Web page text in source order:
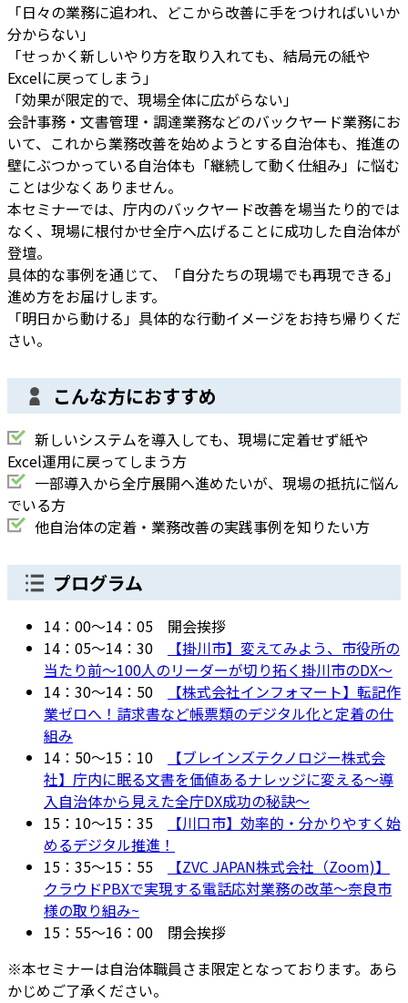
「日々の業務に追われ、どこから改善に手をつければいいか
分からない」
「せっかく新しいやり方を取り入れても、結局元の紙や
Excelに戻ってしまう」
「効果が限定的で、現場全体に広がらない」
会計事務・文書管理・調達業務などのバックヤード業務にお
いて、これから業務改善を始めようとする自治体も、推進の
壁にぶつかっている自治体も「継続して動く仕組み」に悩む
ことは少なくありません。
本セミナーでは、庁内のバックヤード改善を場当たり的では
なく、現場に根付かせ全庁へ広げることに成功した自治体が
登壇。
具体的な事例を通じて、「自分たちの現場でも再現できる」
進め方をお届けします。
「明日から動ける」具体的な行動イメージをお持ち帰りくだ
さい。
こんな方におすすめ
新しいシステムを導入しても、現場に定着せず紙や
Excel運用に戻ってしまう方
一部導入から全庁展開へ進めたいが、現場の抵抗に悩ん
でいる方
他自治体の定着・業務改善の実践事例を知りたい方
プログラム
14：00～14：05 開会挨拶
14：05～14：30
【掛川市】変えてみよう、市役所の
当たり前～100人のリーダーが切り拓く掛川市のDX～
14：30～14：50
【株式会社インフォマート】転記作
業ゼロへ！請求書など帳票類のデジタル化と定着の仕
組み
14：50～15：10
【ブレインズテクノロジー株式会
社】庁内に眠る文書を価値あるナレッジに変える〜導
入自治体から見えた全庁DX成功の秘訣〜
15：10～15：35
【川口市】効率的・分かりやすく始
めるデジタル推進！
15：35～15：55
【ZVC JAPAN株式会社（Zoom)】
クラウドPBXで実現する電話応対業務の改革〜奈良市
様の取り組み~
15：55～16：00 閉会挨拶
※本セミナーは自治体職員さま限定となっております。あら
かじめご了承ください。